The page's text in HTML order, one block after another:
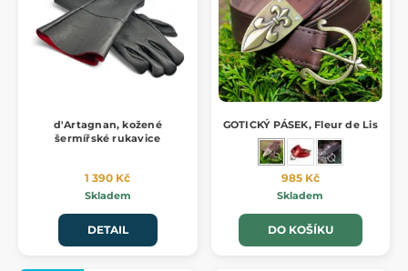
d'Artagnan, kožené
šermířské rukavice
1 390 Kč
Skladem
DETAIL
GOTICKÝ PÁSEK, Fleur de Lis
985 Kč
Skladem
DO KOŠÍKU